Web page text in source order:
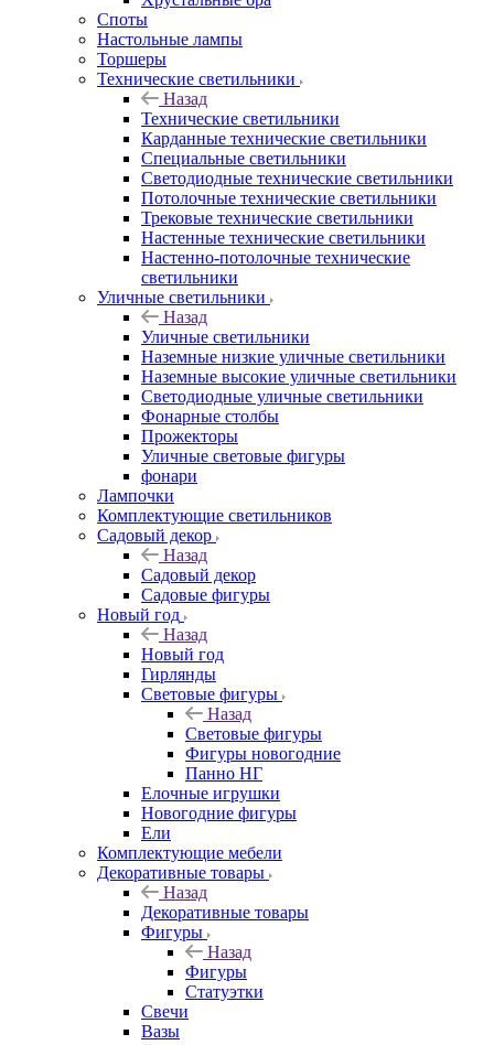
Споты
Настольные лампы
Торшеры
Технические светильники
Назад
Технические светильники
Карданные технические светильники
Специальные светильники
Светодиодные технические светильники
Потолочные технические светильники
Трековые технические светильники
Настенные технические светильники
Настенно-потолочные технические
светильники
Уличные светильники
Назад
Уличные светильники
Наземные низкие уличные светильники
Наземные высокие уличные светильники
Светодиодные уличные светильники
Фонарные столбы
Прожекторы
Уличные световые фигуры
фонари
Лампочки
Комплектующие светильников
Садовый декор
Назад
Садовый декор
Садовые фигуры
Новый год
Назад
Новый год
Гирлянды
Световые фигуры
Назад
Световые фигуры
Фигуры новогодние
Панно НГ
Елочные игрушки
Новогодние фигуры
Ели
Комплектующие мебели
Декоративные товары
Назад
Декоративные товары
Фигуры
Назад
Фигуры
Статуэтки
Свечи
Вазы